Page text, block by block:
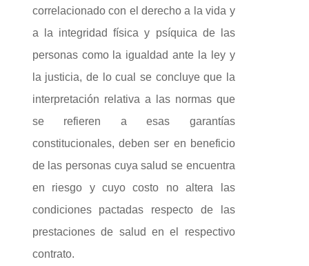
correlacionado con el derecho a la vida y
a la integridad física y psíquica de las
personas como la igualdad ante la ley y
la justicia, de lo cual se concluye que la
interpretación relativa a las normas que
se refieren a esas garantías
constitucionales, deben ser en beneficio
de las personas cuya salud se encuentra
en riesgo y cuyo costo no altera las
condiciones pactadas respecto de las
prestaciones de salud en el respectivo
contrato.